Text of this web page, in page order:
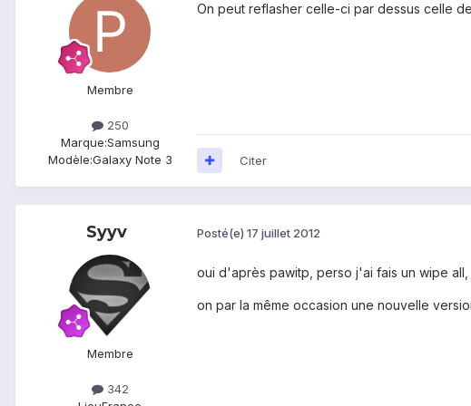
Membre
250
Marque:Samsung
Modèle:Galaxy Note 3
On peut reflasher celle-ci par dessus celle
Citer
Syyv
Membre
342
Posté(e) 17 juillet 2012
oui d'après pawitp, perso j'ai fais un wipe
on par la même occasion une nouvelle